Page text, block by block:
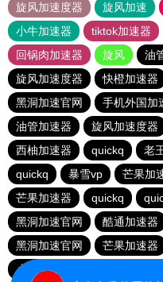
旋风加速度器
旋风加速
小牛加速器
tiktok加速器
回锅肉加速器
旋风 油
旋风加速度器
快橙加速器
黑洞加速官网
手机外国加
油管加速器
旋风加速度器
西柚加速器
quickq 老
quickq
暴雪vp 芒果加
芒果加速器
quickq
黑洞加速官网
酷通加速器
黑洞加速官网
芒果加速器
小猫咪ciash加速器